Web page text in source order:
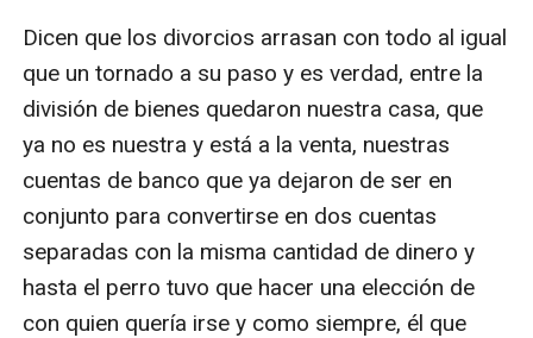
Dicen que los divorcios arrasan con todo al igual
que un tornado a su paso y es verdad, entre la
división de bienes quedaron nuestra casa, que
ya no es nuestra y está a la venta, nuestras
cuentas de banco que ya dejaron de ser en
conjunto para convertirse en dos cuentas
separadas con la misma cantidad de dinero y
hasta el perro tuvo que hacer una elección de
con quien quería irse y como siempre, él que